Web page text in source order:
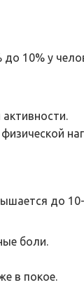
до 10% у
до
боли.
в покое.